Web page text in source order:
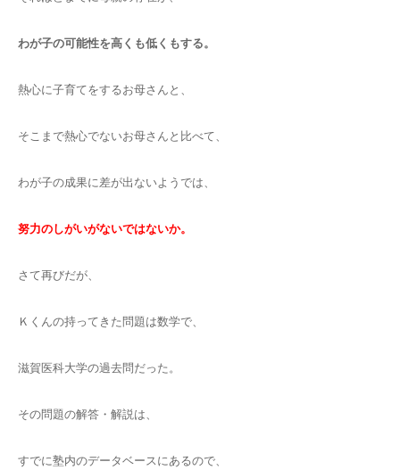
わが子の可能性を高くも低くもする。
熱心に子育てをするお母さんと、
そこまで熱心でないお母さんと比べて、
わが子の成果に差が出ないようでは、
努力のしがいがないではないか。
さて再びだが、
Ｋくんの持ってきた問題は数学で、
滋賀医科大学の過去問だった。
その問題の解答・解説は、
すでに塾内のデータベースにあるので、